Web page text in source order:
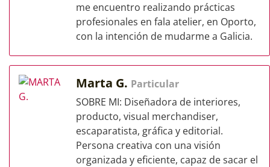
me encuentro realizando prácticas
profesionales en fala atelier, en Oporto,
con la intención de mudarme a Galicia.
Marta G. Particular
SOBRE MI: Diseñadora de interiores,
producto, visual merchandiser,
escaparatista, gráfica y editorial.
Persona creativa con una visión
organizada y eficiente, capaz de sacar el